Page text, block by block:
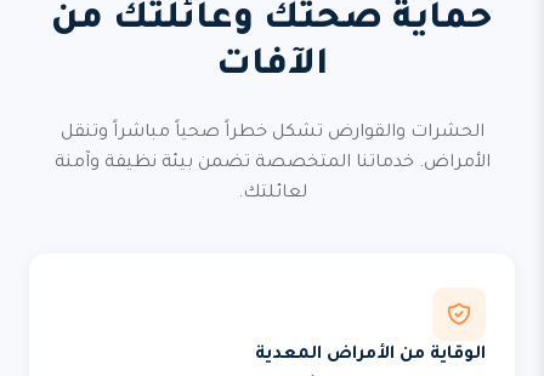
حماية صحتك وعائلتك من
الآفات
الحشرات والقوارض تشكل خطراً صحياً مباشراً وتنقل
الأمراض. خدماتنا المتخصصة تضمن بيئة نظيفة وآمنة
لعائلتك.
الوقاية من الأمراض المعدية